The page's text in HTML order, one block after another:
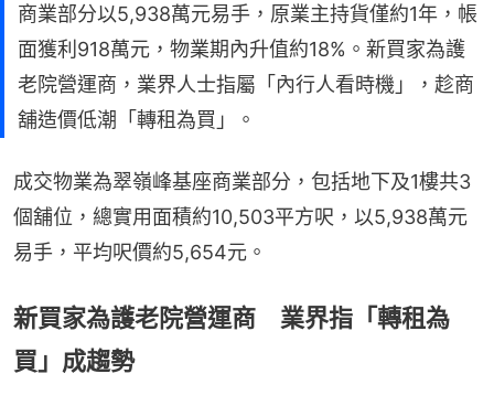
商業部分以5,938萬元易手，原業主持貨僅約1年，帳
面獲利918萬元，物業期內升值約18%。新買家為護
老院營運商，業界人士指屬「內行人看時機」，趁商
舖造價低潮「轉租為買」。
成交物業為翠嶺峰基座商業部分，包括地下及1樓共3
個舖位，總實用面積約10,503平方呎，以5,938萬元
易手，平均呎價約5,654元。
新買家為護老院營運商 業界指「轉租為
買」成趨勢